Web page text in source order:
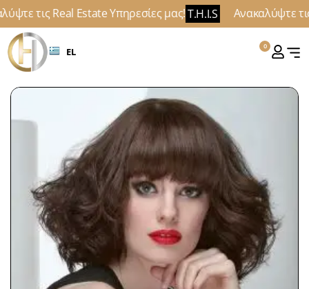
τις Real Estate Υπηρεσίες μας!T.H.I.S Ανακαλύψτε
EL 0